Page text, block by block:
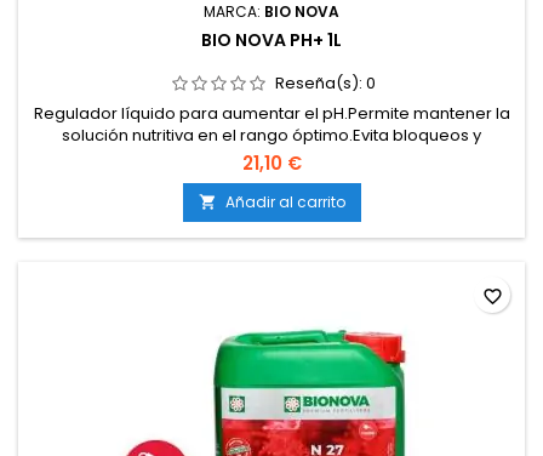
MARCA: BIO NOVA
BIO NOVA PH+ 1L
Reseña(s): 0
Regulador líquido para aumentar el pH.Permite mantener la
solución nutritiva en el rango óptimo.Evita bloqueos y
deficiencias de nutrientes.Compatible con cultivos en tierra,
coco e hidroponía.De acción rápida, precisa y estable.
21,10 €
 Añadir al carrito
favorite_border